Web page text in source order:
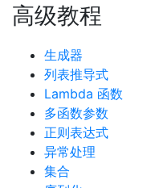
高级教程
生成器
列表推导式
Lambda 函数
多函数参数
正则表达式
异常处理
集合